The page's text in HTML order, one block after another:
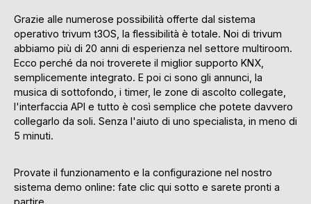
Grazie alle numerose possibilità offerte dal sistema
operativo trivum t3OS, la flessibilità è totale. Noi di trivum
abbiamo più di 20 anni di esperienza nel settore multiroom.
Ecco perché da noi troverete il miglior supporto KNX,
semplicemente integrato. E poi ci sono gli annunci, la
musica di sottofondo, i timer, le zone di ascolto collegate,
l'interfaccia API e tutto è così semplice che potete davvero
collegarlo da soli. Senza l'aiuto di uno specialista, in meno di
5 minuti.
Provate il funzionamento e la configurazione nel nostro
sistema demo online: fate clic qui sotto e sarete pronti a
partire.